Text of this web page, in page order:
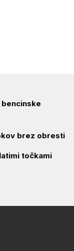
brez obresti
točkami